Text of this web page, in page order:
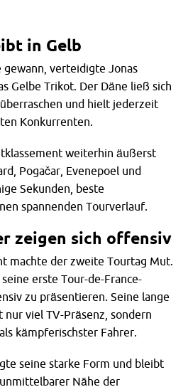
in Gelb
gewann, verteidigte Jonas
Gelbe Trikot. Der Däne ließ sich
und hielt jederzeit
Konkurrenten.
weiterhin äußerst
Pogačar, Evenepoel und
Sekunden, beste
spannenden Tourverlauf.
zeigen sich offensiv
machte der zweite Tourtag Mut.
erste Tour-de-France-
zu präsentieren. Seine lange
viel TV-Präsenz, sondern
kämpferischster Fahrer.
seine starke Form und bleibt
Nähe der